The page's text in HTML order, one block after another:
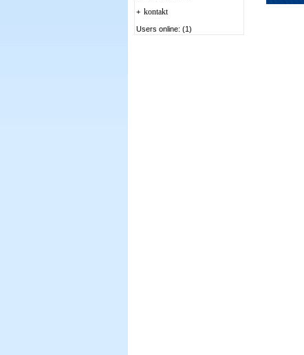
+ kontakt
Users online: (1)